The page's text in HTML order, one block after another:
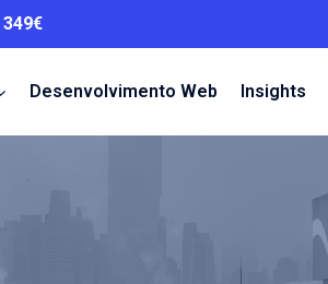
349€
Desenvolvimento Web Insights